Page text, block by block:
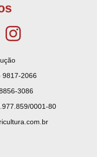
9817-2066
3086
0001-80